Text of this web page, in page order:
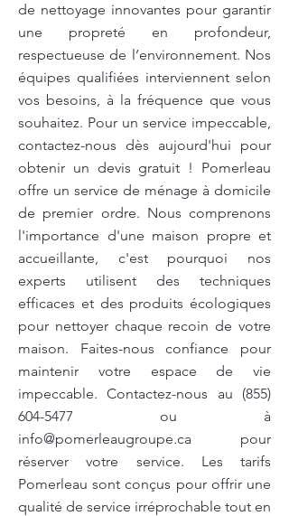
de nettoyage innovantes pour garantir
une propreté en profondeur,
respectueuse de l’environnement. Nos
équipes qualifiées interviennent selon
vos besoins, à la fréquence que vous
souhaitez. Pour un service impeccable,
contactez-nous dès aujourd'hui pour
obtenir un devis gratuit ! Pomerleau
offre un service de ménage à domicile
de premier ordre. Nous comprenons
l'importance d'une maison propre et
accueillante, c'est pourquoi nos
experts utilisent des techniques
efficaces et des produits écologiques
pour nettoyer chaque recoin de votre
maison. Faites-nous confiance pour
maintenir votre espace de vie
impeccable. Contactez-nous au (855)
604-5477 ou à
info@pomerleaugroupe.ca pour
réserver votre service. Les tarifs
Pomerleau sont conçus pour offrir une
qualité de service irréprochable tout en